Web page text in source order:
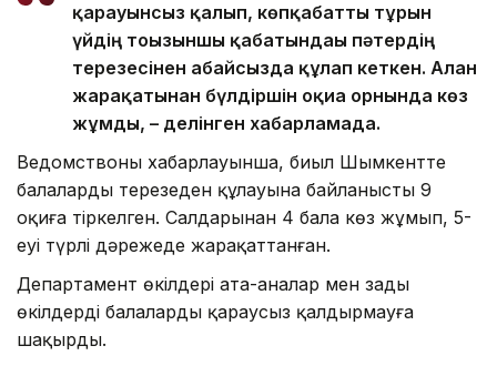
қарауынсыз қалып, көпқабатты тұрғын
үйдің тоғызыншы қабатындағы пәтердің
терезесінен абайсызда құлап кеткен. Алған
жарақатынан бүлдіршін оқиға орнында көз
жұмды, – делінген хабарламада.
Ведомствоның хабарлауынша, биыл Шымкентте
балалардың терезеден құлауына байланысты 9
оқиға тіркелген. Салдарынан 4 бала көз жұмып, 5-
еуі түрлі дәрежеде жарақаттанған.
Департамент өкілдері ата-аналар мен заңды
өкілдерді балаларды қараусыз қалдырмауға
шақырды.